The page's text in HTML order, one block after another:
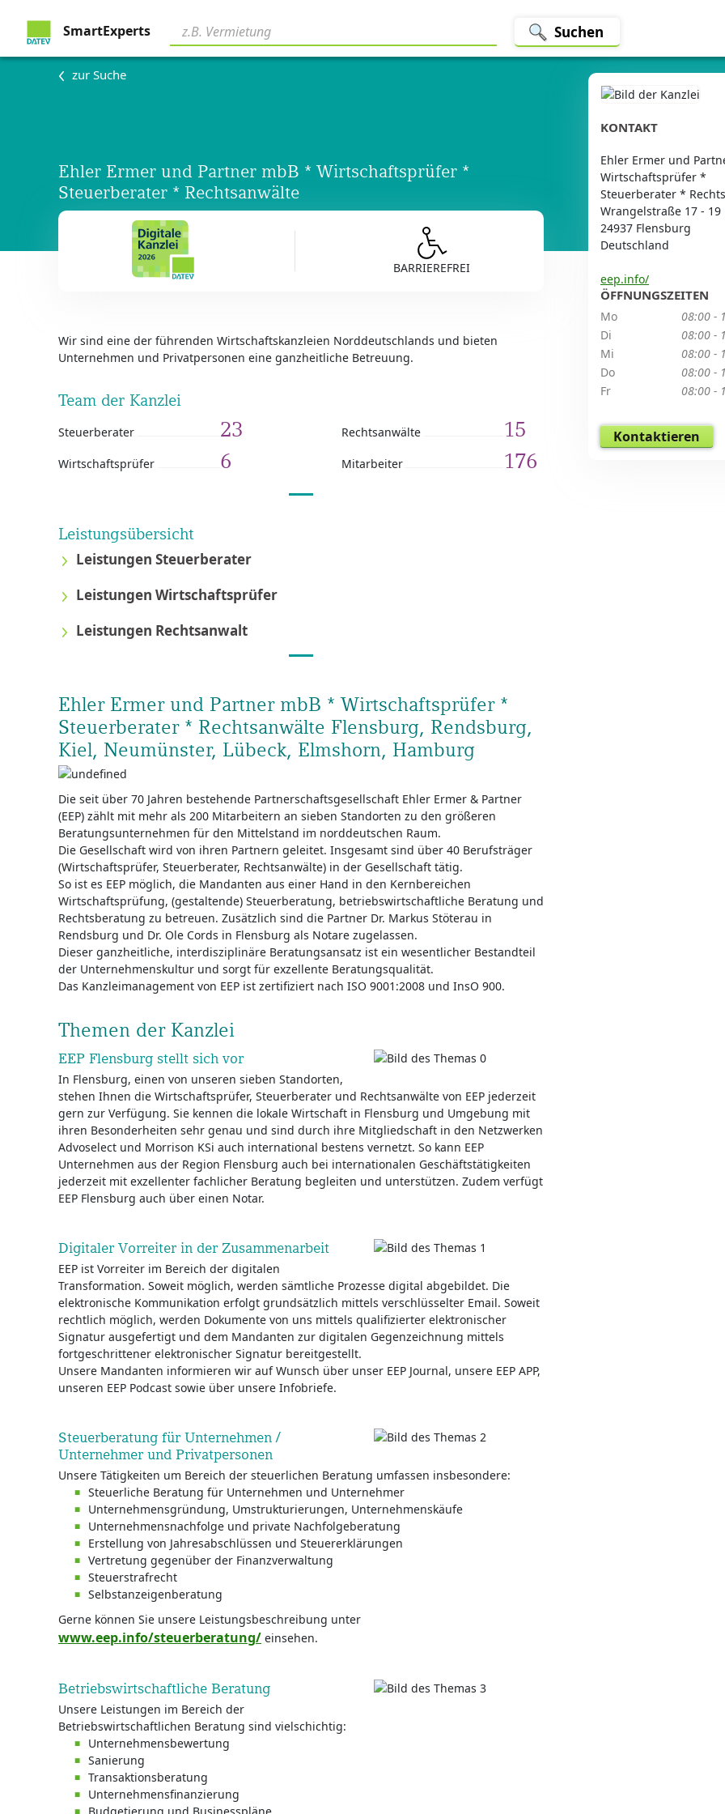
SmartExperts Suchen
zur Suche
Ehler Ermer und Partner mbB * Wirtschaftsprüfer *
Steuerberater * Rechtsanwälte
BARRIEREFREI
Wir sind eine der führenden Wirtschaftskanzleien Norddeutschlands und bieten
Unternehmen und Privatpersonen eine ganzheitliche Betreuung.
Team der Kanzlei
Steuerberater 23 Rechtsanwälte 15
Wirtschaftsprüfer 6 Mitarbeiter 176
Leistungsübersicht
Leistungen Steuerberater
Leistungen Wirtschaftsprüfer
Leistungen Rechtsanwalt
Ehler Ermer und Partner mbB * Wirtschaftsprüfer *
Steuerberater * Rechtsanwälte Flensburg, Rendsburg,
Kiel, Neumünster, Lübeck, Elmshorn, Hamburg
Die seit über 70 Jahren bestehende Partnerschaftsgesellschaft Ehler Ermer & Partner
(EEP) zählt mit mehr als 200 Mitarbeitern an sieben Standorten zu den größeren
Beratungsunternehmen für den Mittelstand im norddeutschen Raum.
Die Gesellschaft wird von ihren Partnern geleitet. Insgesamt sind über 40 Berufsträger
(Wirtschaftsprüfer, Steuerberater, Rechtsanwälte) in der Gesellschaft tätig.
So ist es EEP möglich, die Mandanten aus einer Hand in den Kernbereichen
Wirtschaftsprüfung, (gestaltende) Steuerberatung, betriebswirtschaftliche Beratung und
Rechtsberatung zu betreuen. Zusätzlich sind die Partner Dr. Markus Stöterau in
Rendsburg und Dr. Ole Cords in Flensburg als Notare zugelassen.
Dieser ganzheitliche, interdisziplinäre Beratungsansatz ist ein wesentlicher Bestandteil
der Unternehmenskultur und sorgt für exzellente Beratungsqualität.
Das Kanzleimanagement von EEP ist zertifiziert nach ISO 9001:2008 und InsO 900.
Themen der Kanzlei
EEP Flensburg stellt sich vor
In Flensburg, einen von unseren sieben Standorten,
stehen Ihnen die Wirtschaftsprüfer, Steuerberater und Rechtsanwälte von EEP jederzeit
gern zur Verfügung. Sie kennen die lokale Wirtschaft in Flensburg und Umgebung mit
ihren Besonderheiten sehr genau und sind durch ihre Mitgliedschaft in den Netzwerken
Advoselect und Morrison KSi auch international bestens vernetzt. So kann EEP
Unternehmen aus der Region Flensburg auch bei internationalen Geschäftstätigkeiten
jederzeit mit exzellenter fachlicher Beratung begleiten und unterstützen. Zudem verfügt
EEP Flensburg auch über einen Notar.
Digitaler Vorreiter in der Zusammenarbeit
EEP ist Vorreiter im Bereich der digitalen
Transformation. Soweit möglich, werden sämtliche Prozesse digital abgebildet. Die
elektronische Kommunikation erfolgt grundsätzlich mittels verschlüsselter Email. Soweit
rechtlich möglich, werden Dokumente von uns mittels qualifizierter elektronischer
Signatur ausgefertigt und dem Mandanten zur digitalen Gegenzeichnung mittels
fortgeschrittener elektronischer Signatur bereitgestellt.
Unsere Mandanten informieren wir auf Wunsch über unser EEP Journal, unsere EEP APP,
unseren EEP Podcast sowie über unsere Infobriefe.
Steuerberatung für Unternehmen /
Unternehmer und Privatpersonen
Unsere Tätigkeiten um Bereich der steuerlichen Beratung umfassen insbesondere:
Steuerliche Beratung für Unternehmen und Unternehmer
Unternehmensgründung, Umstrukturierungen, Unternehmenskäufe
Unternehmensnachfolge und private Nachfolgeberatung
Erstellung von Jahresabschlüssen und Steuererklärungen
Vertretung gegenüber der Finanzverwaltung
Steuerstrafrecht
Selbstanzeigenberatung
Gerne können Sie unsere Leistungsbeschreibung unter
www.eep.info/steuerberatung/ einsehen.
Betriebswirtschaftliche Beratung
Unsere Leistungen im Bereich der
Betriebswirtschaftlichen Beratung sind vielschichtig:
Unternehmensbewertung
Sanierung
Transaktionsberatung
Unternehmensfinanzierung
KONTAKT
Ehler Ermer und
Wirtschaftsprüfer *
Steuerberater *
Wrangelstraße 17 - 19
24937 Flensburg
Deutschland
eep.info/
ÖFFNUNGSZEITEN
Mo
08:00 -
Di
08:00 -
Mi
08:00 -
Do
08:00 -
Fr
08:00 -
Kontaktieren